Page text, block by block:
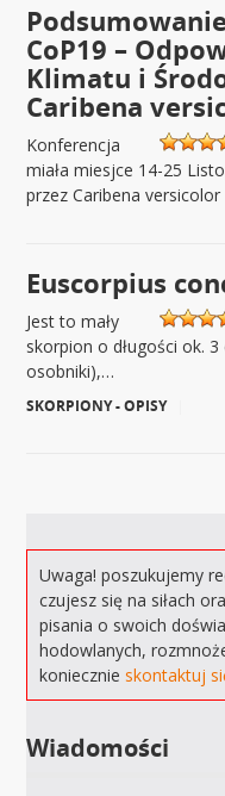
CoP19 –
Klimatu i
Caribena
Konferencja
miała miesjce 14-25
przez Caribena versicolor
Euscorpius
Jest to mały
skorpion o długości ok.
osobniki),…
SKORPIONY - OPISY
Uwaga! poszukujemy
czujesz się na siłach
pisania o swoich
hodowlanych,
koniecznieskontaktuj
Wiadomości